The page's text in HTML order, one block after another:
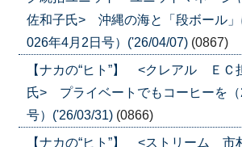
佐和子氏> 沖縄の海と「段ボール」
026年4月2日号）('26/04/07) (0867)
【ナカの“ヒト”】 <クレアル Ｅ
氏> プライベートでもコーヒーを（
号）('26/03/31) (0866)
【ナカの“ヒト”】 <ストリーム 市